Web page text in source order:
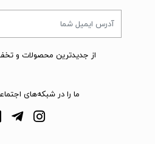
از جدیدترین محصولات و
ما را در شبکه‌های